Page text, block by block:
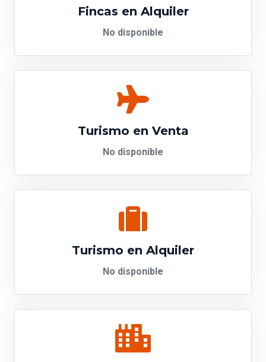
Fincas en Alquiler
No disponible
Turismo en Venta
No disponible
Turismo en Alquiler
No disponible